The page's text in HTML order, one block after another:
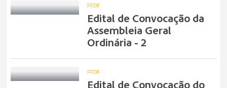
FFDF
Edital de Convocação da
Assembleia Geral
Ordinária - 2
FFDF
Edital de Convocação do